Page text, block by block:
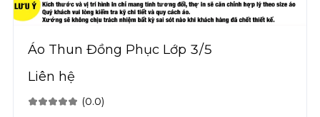
Áo Thun Đồng Phục Lớp 3/5
Liên hệ
(0.0)